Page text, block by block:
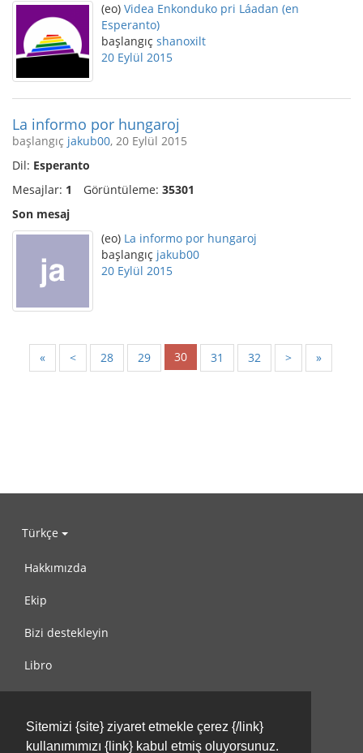
Sitemizi {site} ziyaret etmekle çerez {/link}
kullanımımızı {link} kabul etmiş oluyorsunuz.
(eo) Videa Enkonduko pri Láadan (en
Esperanto)
başlangıç shanoxilt
20 Eylül 2015
La informo por hungaroj
başlangıç jakub00, 20 Eylül 2015
Dil: Esperanto
Mesajlar: 1 Görüntüleme: 35301
Son mesaj
(eo) La informo por hungaroj
başlangıç jakub00
20 Eylül 2015
« < 28 29 30 31 32 > »
Türkçe
Hakkımızda
Ekip
Bizi destekleyin
Libro
Kullanım Koşulları